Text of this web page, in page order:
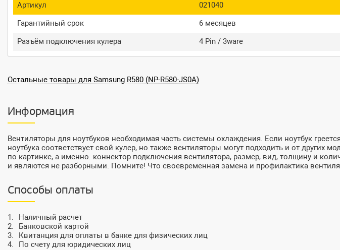
Артикул
021040
Гарантийный срок
6 месяцев
Разъём подключения кулера
4 Pin / 3ware
Остальные товары для Samsung R580 (NP-R580-JS0A)
Информация
Вентиляторы для ноутбуков необходимая часть системы охлаждения. Если ноутбук
ноутбука соответствует свой кулер, но также вентиляторы могут подходить и от других
по картинке, а именно: коннектор подключения вентилятора, размер, вид, толщину и
и являются не разборными. Помните! Что своевременная замена и профилактика
Способы оплаты
Наличный расчет
Банковской картой
Квитанция для оплаты в банке для физических лиц
По счету для юридических лиц